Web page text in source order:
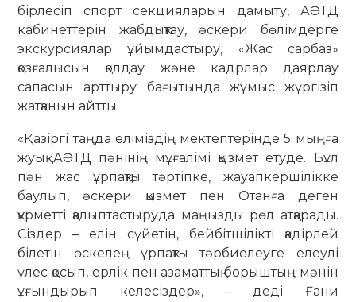
бірлесіп спорт секцияларын дамыту, АӘТД
кабинеттерін жабдықтау, әскери бөлімдерге
экскурсиялар ұйымдастыру, «Жас сарбаз»
қозғалысын қолдау және кадрлар даярлау
сапасын арттыру бағытында жұмыс жүргізіп
жатқанын айтты.
«Қазіргі таңда еліміздің мектептерінде 5 мыңға
жуық АӘТД пәнінің мұғалімі қызмет етуде. Бұл
пән жас ұрпақты тәртіпке, жауапкершілікке
баулып, әскери қызмет пен Отанға деген
құрметті қалыптастыруда маңызды рөл атқарады.
Сіздер – елін сүйетін, бейбітшілікті қадірлей
білетін өскелең ұрпақты тәрбиелеуге елеулі
үлес қосып, ерлік пен азаматтық борыштың мәнін
ұғындырып келесіздер», – деді Ғани